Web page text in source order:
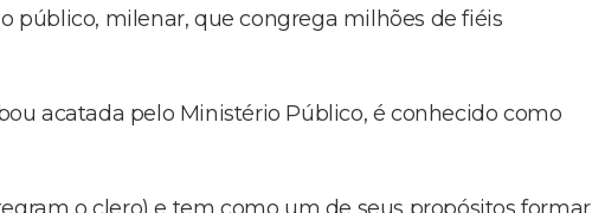
público, milenar, que congrega milhões de fiéis
acatada pelo Ministério Público, é conhecido como